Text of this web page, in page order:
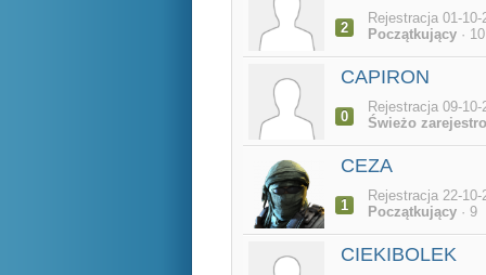
2
Rejestracja 01-10-
Początkujący· 10
CAPIRON
0
Rejestracja 09-
Świeżo
CEZA
1
Rejestracja 22-
Początkujący· 9
CIEKIBOLEK